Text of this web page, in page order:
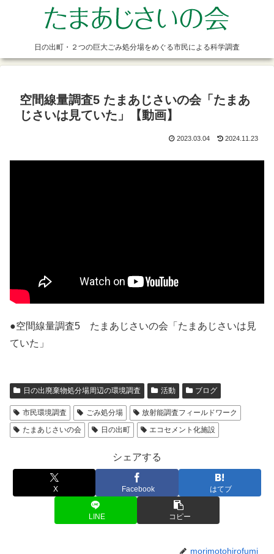
日の出町・２つの巨大ごみ処分場をめぐる市民による科学調査
空間線量調査5 たまあじさいの会「たまあ
じさいは見ていた」【動画】
2023.03.04 2024.11.23
●空間線量調査5 たまあじさいの会「たまあじさいは見
ていた」
日の出廃棄物処分場周辺の環境調査 活動 ブログ
市民環境調査 ごみ処分場
放射能調査フィールドワーク
たまあじさいの会
日の出町 エコセメント化施設
シェアする
X Facebook はてブ
LINE コピー
morimotohirofumi